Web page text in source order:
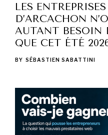
LES
D’ARCACHON
AUTANT BESOIN
QUE CET ÉTÉ
BY SÉBASTIEN SABATTINI